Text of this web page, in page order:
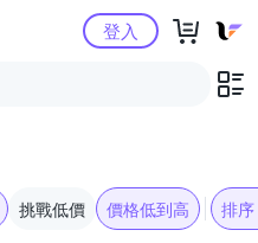
購物中心登入
挑戰低價 價格低到高 排序